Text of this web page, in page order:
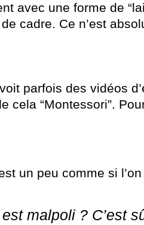
avec une forme de
cadre. Ce n’est
parfois des vidéos
cela “Montessori”.
un peu comme si
malpoli ? C’est